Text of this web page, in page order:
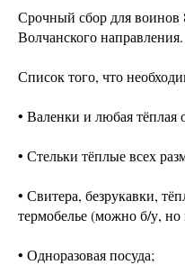
Срочный сбор для воинов
Волчанского направления.
Список того, что
• Валенки и любая тёплая
• Стельки тёплые всех
• Свитера, безрукавки,
термобелье (можно б/у,
• Одноразовая посуда;